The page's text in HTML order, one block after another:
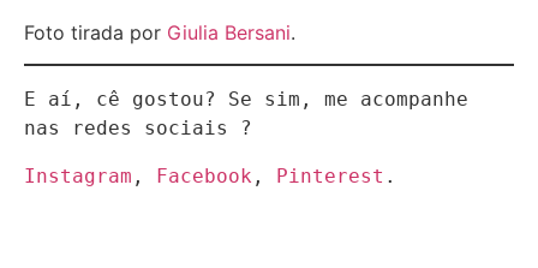
Foto tirada por Giulia Bersani.
E aí, cê gostou? Se sim, me acompanhe
nas redes sociais ?
Instagram , Facebook , Pinterest .